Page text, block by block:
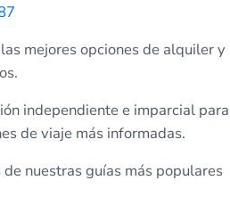
mejores opciones de alquiler y
independiente e imparcial para
de viaje más informadas.
nuestras guías más populares